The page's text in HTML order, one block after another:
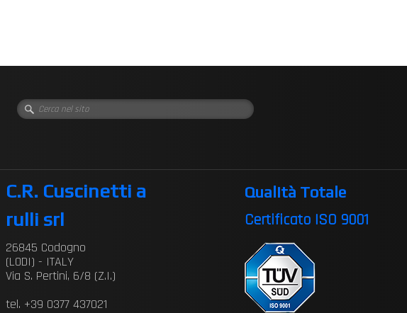
C.R. Cuscinetti a
rulli srl
26845 Codogno
(LODI) - ITALY
Via S. Pertini, 6/8 (Z.I.)
tel. +39 0377 437021
Qualità Totale
Certificato ISO 9001